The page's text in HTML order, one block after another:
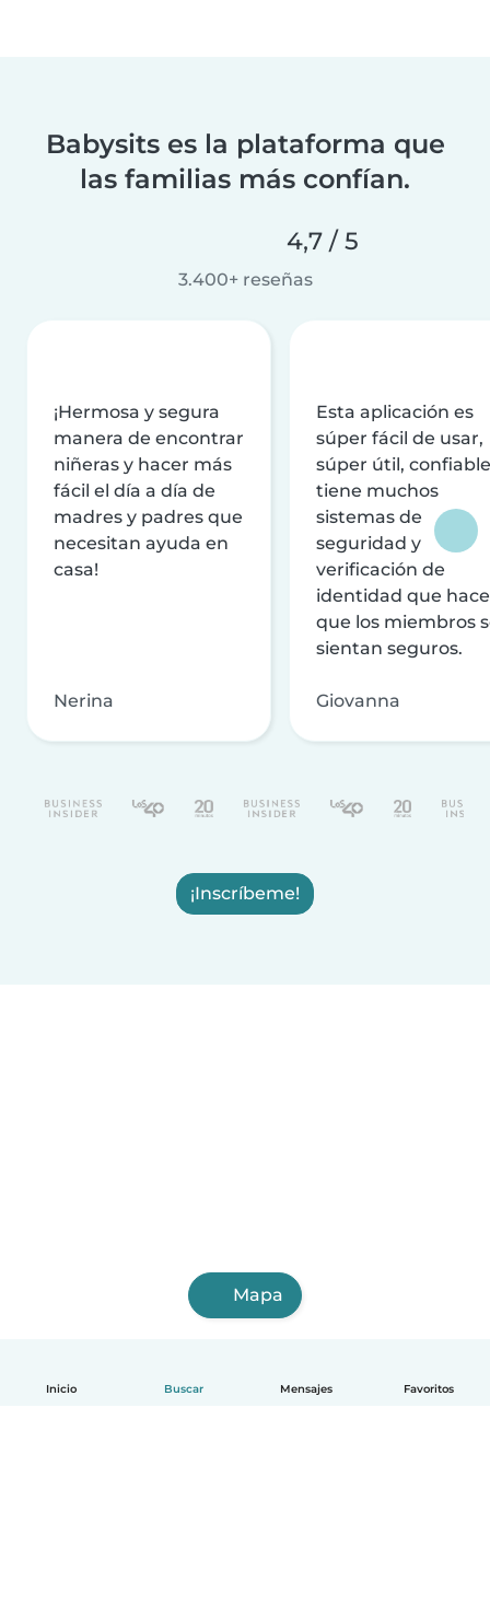
Inicio Buscar Mensajes Favoritos
Babysits es la plataforma que
las familias más confían.
4,7 / 5
3.400+ reseñas
¡Hermosa y segura
manera de encontrar
niñeras y hacer más
fácil el día a día de
madres y padres que
necesitan ayuda en
casa!
Nerina
Esta aplicación es
súper fácil de usar,
súper útil,
tiene muchos
sistemas de
seguridad y
verificación de
identidad que
que los miembros
sientan seguros.
Giovanna
¡Inscríbeme!
Mapa